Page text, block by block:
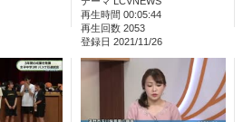
再生時間 00:05:44
再生回数 2053
登録日 2021/11/26